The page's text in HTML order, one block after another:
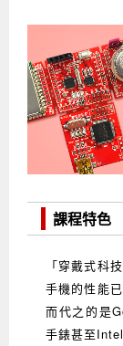
企業預約徵才
儲備講師計劃
師資介紹
開發板介紹
環境設備
艾鍗新聞
交通資訊
課程說明會
政府補助職訓
嵌入式Linux開
[學程] 嵌入式
Linux系統建置
Linux驅動程
Linux
Raspberry
MCU韌體設計
ARM MCU單
STM32嵌入
TI MSP430
生醫感測器
硬體/IC設計系
FPGA 數位IC
Allegro/PCB
工業電子丙
iPAS AI應用
AI雲端原生
AI機器學習
iPAS經濟部產
iPAS AIoT
iPAS巨量資
Kubernetes
AI雲端原生
物聯網開發系
[學程]物聯網
5G-SDN通訊
熱門課程
讓 AI 成為你
AI雲端原生
Vibe Coding
數位課程總覽
嵌入式Linux開
Linux系統程式
ARM Boot
使用C語言
MCU韌體設計
Edge AI與Pi
AI邊緣運算
AI人工智慧系列
Vibe Coding
生成式AI能
kubernetes
AI雲端原生
IoT物聯網開發
物聯網整合
iPAS產業人才
補助專班
待業青年職訓
Kubernetes工
[假日班]物聯網
企業服務
企業教育訓練
艾鍗企業VIP會員
研發設計服務
電腦教室租借
研討活動
會員優惠
資訊專區
廠商求才
學員常見問題
前進校園
研發實習生計畫
課程特色
「穿戴式科
手機的性能
而代之的是
手錶甚至